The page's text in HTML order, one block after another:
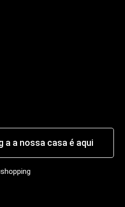
a a nossa casa é aqui